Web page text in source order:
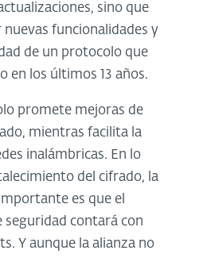
sino que
funcionalidades y
de un protocolo que
en los últimos 13 años.
promete mejoras de
mientras facilita la
inalámbricas. En lo
del cifrado, la
es que el
seguridad contará con
Y aunque la alianza no